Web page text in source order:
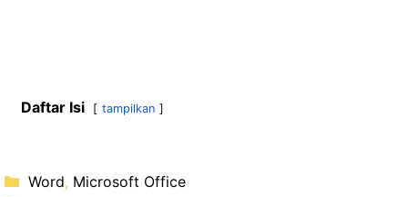
Daftar Isi tampilkan
Kategori
Word, Microsoft Office